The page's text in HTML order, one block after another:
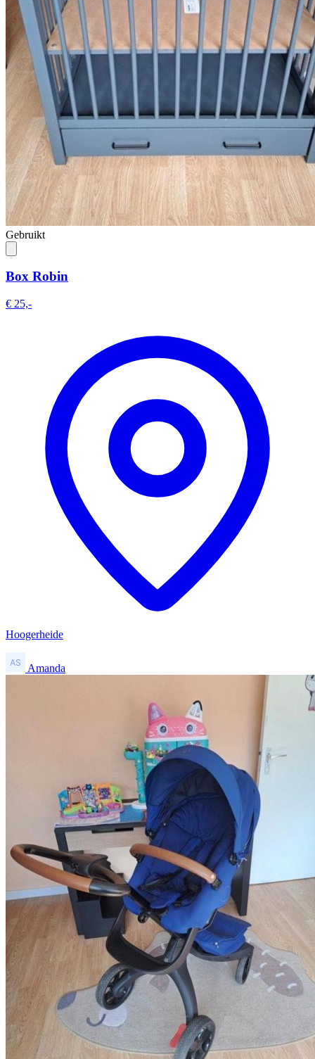
Gebruikt
Box Robin
€ 25,-
Hoogerheide
Amanda